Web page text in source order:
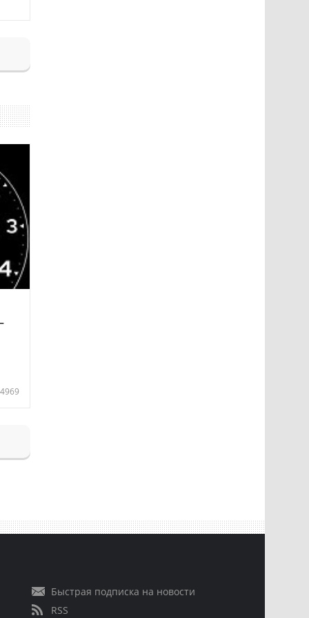
4969
Быстрая подписка на новости
RSS